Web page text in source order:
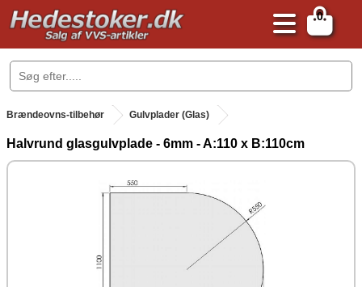
0
.
Brændeovns-tilbehør Gulvplader (Glas)
Halvrund glasgulvplade - 6mm - A:110 x B:110cm